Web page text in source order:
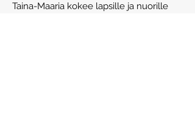
Taina-Maaria kokee lapsille ja nuorille